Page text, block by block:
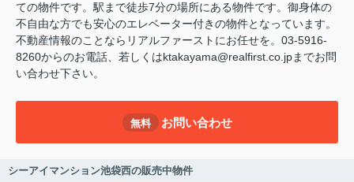
ての物件です。駅まで徒歩7分の場所にある物件です。御身体の
不自由な方でも安心のエレベーター付きの物件となっています。
不動産情報のことならリアルファーストにお任せを。03-5916-
8260からのお電話、若しくはktakayama@realfirst.co.jpまでお問
い合わせ下さい。
無料 お問い合わせ
シーアイマンション池袋西の販売中物件